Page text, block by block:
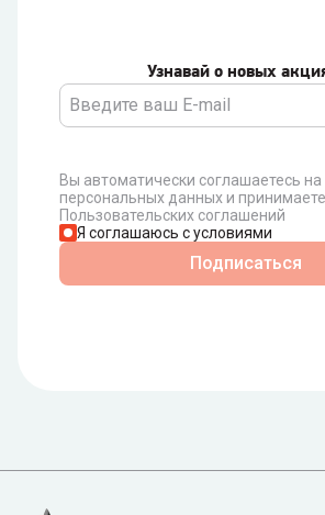
Узнавай о новых
Вы автоматически соглашаетесь на
персональных данных и
Пользовательских соглашений
Я соглашаюсь с условиями
Подписаться